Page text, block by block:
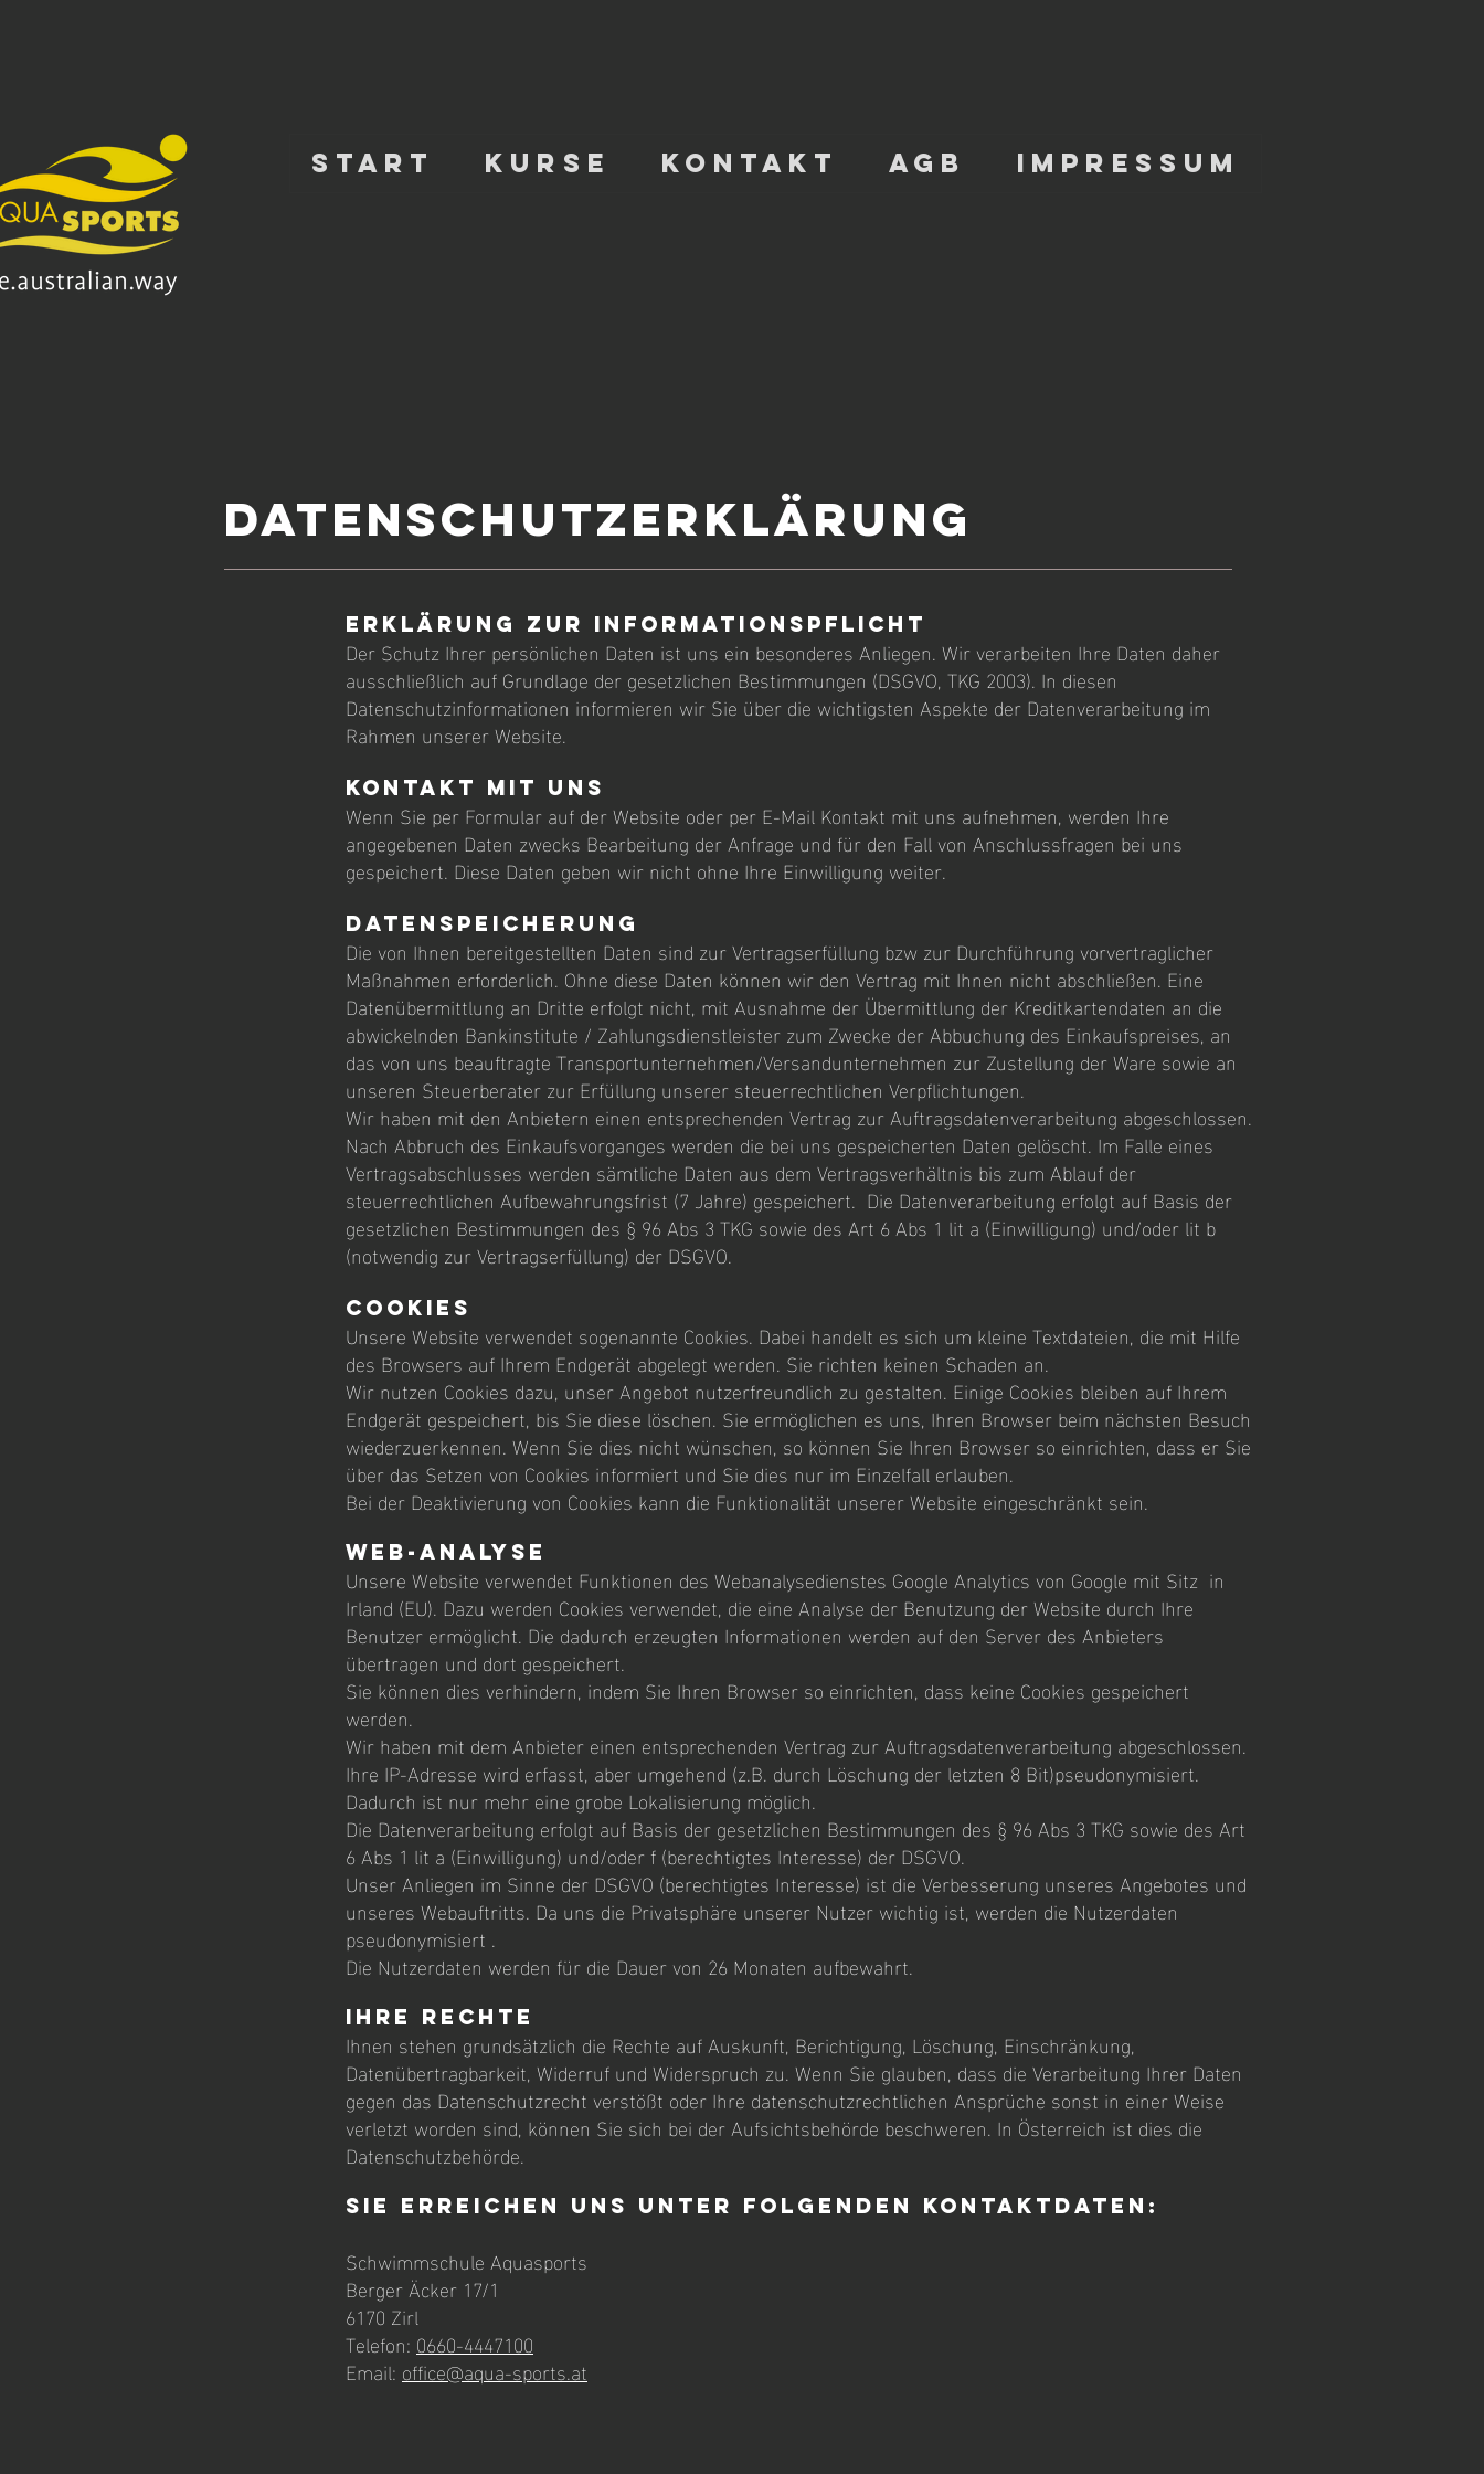
START KURSE KONTAKT AGB Impressum
DatenschutzERKLÄRUNG
Erklärung zur Informationspflicht
Der Schutz Ihrer persönlichen Daten ist uns ein besonderes Anliegen. Wir verarbeiten Ihre Daten daher
ausschließlich auf Grundlage der gesetzlichen Bestimmungen (DSGVO, TKG 2003). In diesen
Datenschutzinformationen informieren wir Sie über die wichtigsten Aspekte der Datenverarbeitung im
Rahmen unserer Website.
Kontakt mit uns
Wenn Sie per Formular auf der Website oder per E-Mail Kontakt mit uns aufnehmen, werden Ihre
angegebenen Daten zwecks Bearbeitung der Anfrage und für den Fall von Anschlussfragen bei uns
gespeichert. Diese Daten geben wir nicht ohne Ihre Einwilligung weiter.
Datenspeicherung
Die von Ihnen bereitgestellten Daten sind zur Vertragserfüllung bzw zur Durchführung vorvertraglicher
Maßnahmen erforderlich. Ohne diese Daten können wir den Vertrag mit Ihnen nicht abschließen. Eine
Datenübermittlung an Dritte erfolgt nicht, mit Ausnahme der Übermittlung der Kreditkartendaten an die
abwickelnden Bankinstitute / Zahlungsdienstleister zum Zwecke der Abbuchung des Einkaufspreises, an
das von uns beauftragte Transportunternehmen/Versandunternehmen zur Zustellung der Ware sowie an
unseren Steuerberater zur Erfüllung unserer steuerrechtlichen Verpflichtungen.
Wir haben mit den Anbietern einen entsprechenden Vertrag zur Auftragsdatenverarbeitung abgeschlossen.
Nach Abbruch des Einkaufsvorganges werden die bei uns gespeicherten Daten gelöscht. Im Falle eines
Vertragsabschlusses werden sämtliche Daten aus dem Vertragsverhältnis bis zum Ablauf der
steuerrechtlichen Aufbewahrungsfrist (7 Jahre) gespeichert. Die Datenverarbeitung erfolgt auf Basis der
gesetzlichen Bestimmungen des § 96 Abs 3 TKG sowie des Art 6 Abs 1 lit a (Einwilligung) und/oder lit b
(notwendig zur Vertragserfüllung) der DSGVO.
Cookies
Unsere Website verwendet sogenannte Cookies. Dabei handelt es sich um kleine Textdateien, die mit Hilfe
des Browsers auf Ihrem Endgerät abgelegt werden. Sie richten keinen Schaden an.
Wir nutzen Cookies dazu, unser Angebot nutzerfreundlich zu gestalten. Einige Cookies bleiben auf Ihrem
Endgerät gespeichert, bis Sie diese löschen. Sie ermöglichen es uns, Ihren Browser beim nächsten Besuch
wiederzuerkennen. Wenn Sie dies nicht wünschen, so können Sie Ihren Browser so einrichten, dass er Sie
über das Setzen von Cookies informiert und Sie dies nur im Einzelfall erlauben.
Bei der Deaktivierung von Cookies kann die Funktionalität unserer Website eingeschränkt sein.
Web-Analyse
Unsere Website verwendet Funktionen des Webanalysedienstes Google Analytics von Google mit Sitz in
Irland (EU). Dazu werden Cookies verwendet, die eine Analyse der Benutzung der Website durch Ihre
Benutzer ermöglicht. Die dadurch erzeugten Informationen werden auf den Server des Anbieters
übertragen und dort gespeichert.
Sie können dies verhindern, indem Sie Ihren Browser so einrichten, dass keine Cookies gespeichert
werden.
Wir haben mit dem Anbieter einen entsprechenden Vertrag zur Auftragsdatenverarbeitung abgeschlossen.
Ihre IP-Adresse wird erfasst, aber umgehend (z.B. durch Löschung der letzten 8 Bit)pseudonymisiert.
Dadurch ist nur mehr eine grobe Lokalisierung möglich.
Die Datenverarbeitung erfolgt auf Basis der gesetzlichen Bestimmungen des § 96 Abs 3 TKG sowie des Art
6 Abs 1 lit a (Einwilligung) und/oder f (berechtigtes Interesse) der DSGVO.
Unser Anliegen im Sinne der DSGVO (berechtigtes Interesse) ist die Verbesserung unseres Angebotes und
unseres Webauftritts. Da uns die Privatsphäre unserer Nutzer wichtig ist, werden die Nutzerdaten
pseudonymisiert .
Die Nutzerdaten werden für die Dauer von 26 Monaten aufbewahrt.
Ihre Rechte
Ihnen stehen grundsätzlich die Rechte auf Auskunft, Berichtigung, Löschung, Einschränkung,
Datenübertragbarkeit, Widerruf und Widerspruch zu. Wenn Sie glauben, dass die Verarbeitung Ihrer Daten
gegen das Datenschutzrecht verstößt oder Ihre datenschutzrechtlichen Ansprüche sonst in einer Weise
verletzt worden sind, können Sie sich bei der Aufsichtsbehörde beschweren. In Österreich ist dies die
Datenschutzbehörde.
Sie erreichen uns unter folgenden Kontaktdaten:
Schwimmschule Aquasports
Berger Äcker 17/1
6170 Zirl
Telefon: 0660-4447100
Email: office@aqua-sports.at